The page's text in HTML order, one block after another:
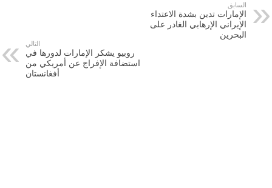
السابق
الإمارات تدين بشدة الاعتداء
الإيراني الإرهابي الغادر على
البحرين
التالي
روبيو يشكر الإمارات لدورها في
استضافة الإفراج عن أمريكي من
أفغانستان